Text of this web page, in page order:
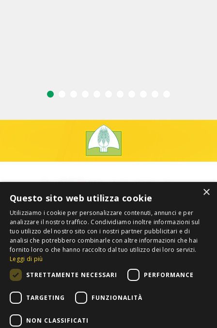
×
Questo sito web utilizza cookie
Utilizziamo i cookie per personalizzare contenuti, annunci e per
analizzare il nostro traffico. Condividiamo inoltre informazioni sul
tuo utilizzo del nostro sito con i nostri partner pubblicitari e di
analisi che potrebbero combinarle con altre informazioni che hai
fornito loro o che hanno raccolto dal tuo utilizzo dei loro servizi.
Leggi di più
STRETTAMENTE NECESSARI
PERFORMANCE
TARGETING FUNZIONALITÀ
NON CLASSIFICATI